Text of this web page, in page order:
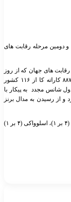
و دومین مرحله رقابت های
های جهان که از روز
کاراته کا از ۱۱۶ کشور
شانس مجدد به پیکار با
بر صفر شکست خورد و از رسیدن به مدال برنز
وی پیش از این موفق شده بود نمایندگانی از کشورهای روسیه (۴ بر ۱)، اسلوواکی (۴ بر ۱)